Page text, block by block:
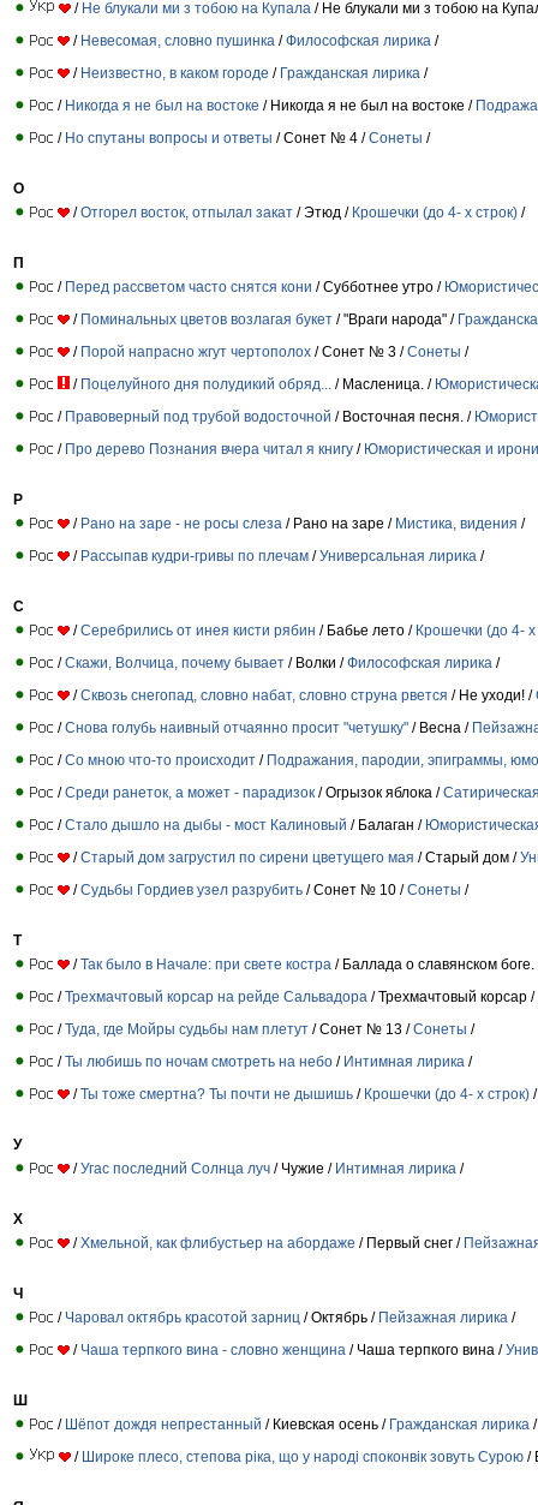
/ Не блукали ми з тобою на Купала / Не блукали ми з тобою на
/ Невесомая, словно пушинка /Философская лирика /
/ Неизвестно, в каком городе / Гражданская лирика /
/ Никогда я не был на востоке / Никогда я не был на востоке /
/ Но спутаны вопросы и ответы / Сонет № 4 /Сонеты /
О
/Отгорел восток, отпылал закат / Этюд / Крошечки (до 4- х строк) /
П
/ Перед рассветом часто снятся кони / Субботнее утро /
/ Поминальных цветов возлагая букет / "Враги народа" /
/ Порой напрасно жгут чертополох / Сонет № 3 /Сонеты /
/ Поцелуйного дня полудикий обряд... / Масленица. /
/ Правоверный под трубой водосточной / Восточная песня. /
/ Про дерево Познания вчера читал я книгу / Юмористическая и
Р
/ Рано на заре - не росы слеза / Рано на заре / Мистика, видения /
/ Рассыпав кудри-гривы по плечам /Универсальная лирика /
С
/Серебрились от инея кисти рябин / Бабье лето / Крошечки (до 4- х
/Скажи, Волчица, почему бывает / Волки /Философская лирика /
/Сквозь снегопад, словно набат, словно струна рвется / Не уходи! /
/Снова голубь наивный отчаянно просит "четушку" / Весна /
/Со мною что-то происходит / Подражания, пародии, эпиграммы,
/Среди ранеток, а может - парадизок / Огрызок яблока /
/Стало дышло на дыбы - мост Калиновый / Балаган /
/Старый дом загрустил по сирени цветущего мая / Старый дом /
/Судьбы Гордиев узел разрубить / Сонет № 10 /Сонеты /
Т
/Так было в Начале: при свете костра / Баллада о славянском
/Трехмачтовый корсар на рейде Сальвадора / Трехмачтовый корсар /
/Туда, где Мойры судьбы нам плетут / Сонет № 13 /Сонеты /
/Ты любишь по ночам смотреть на небо / Интимная лирика /
/Ты тоже смертна? Ты почти не дышишь / Крошечки (до 4- х строк) /
У
/Угас последний Солнца луч / Чужие / Интимная лирика /
Х
/Хмельной, как флибустьер на абордаже / Первый снег /
Ч
/ Чаровал октябрь красотой зарниц / Октябрь / Пейзажная лирика /
/ Чаша терпкого вина - словно женщина / Чаша терпкого вина /
Ш
/ Шёпот дождя непрестанный / Киевская осень / Гражданская лирика /
/ Широке плесо, степова ріка, що у народі споконвік зовуть Сурою /